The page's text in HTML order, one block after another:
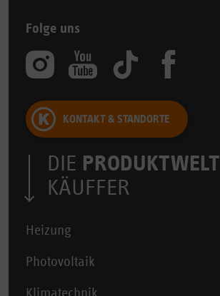
Folge uns
KONTAKT & STANDORTE
DIE PRODUKTWELT
KÄUFFER
Heizung
Photovoltaik
Klimatechnik